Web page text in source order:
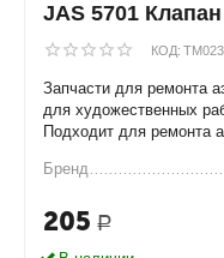
JAS 5701
КОД:
Запчасти для ремонта
для художественных
Подходит для ремонта
Бренд
205 Р